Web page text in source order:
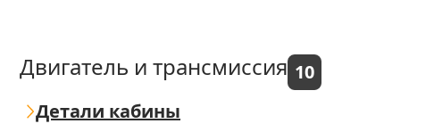
Двигатель и трансмиссия 10
Детали кабины